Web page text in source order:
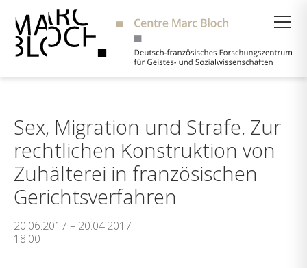
Sex, Migration und Strafe. Zur
rechtlichen Konstruktion von
Zuhälterei in französischen
Gerichtsverfahren
20.06.2017 – 20.04.2017
18:00